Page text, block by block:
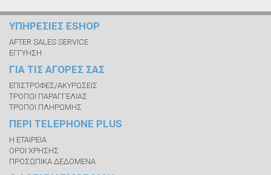
ΥΠΗΡΕΣΙΕΣ ESHOP
AFTER SALES SERVICE
ΕΓΓΥΗΣΗ
ΓΙΑ ΤΙΣ ΑΓΟΡΕΣ ΣΑΣ
ΕΠΙΣΤΡΟΦΕΣ/ΑΚΥΡΩΣΕΙΣ
ΤΡΟΠΟΙ ΠΑΡΑΓΓΕΛΙΑΣ
ΤΡΟΠΟΙ ΠΛΗΡΩΜΗΣ
ΠΕΡΙ TELEPHONE PLUS
Η ΕΤΑΙΡΕΙΑ
ΟΡΟΙ ΧΡΗΣΗΣ
ΠΡΟΣΩΠΙΚΑ ΔΕΔΟΜΕΝΑ